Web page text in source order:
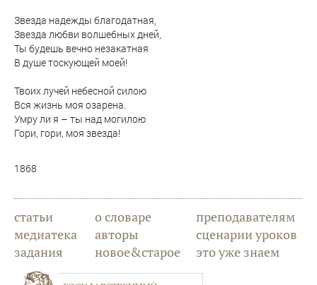
Звезда надежды благодатная,
Звезда любви волшебных дней,
Ты будешь вечно незакатная
В душе тоскующей моей!
Твоих лучей небесной силою
Вся жизнь моя озарена.
Умру ли я – ты над могилою
Гори, гори, моя звезда!
1868
статьи
медиатека
задания
о словаре
авторы
новое&старое
преподавателям
сценарии уроков
это уже знаем